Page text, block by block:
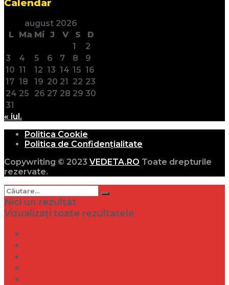
Calendar
august 2026
L Ma Mi J V S
D
1
2
3
4 5 6 7 8
9
10 11 12 13 14 15 16
17 18 19 20 21 22 23
24 25 26 27 28 29 30
31
« iul.
Politica Cookie
Politica de Confidențialitate
Copywriting © 2023 VEDETA.RO Toate drepturile
rezervate.
Nici un rezultat
Vizualizați toate rezultatele